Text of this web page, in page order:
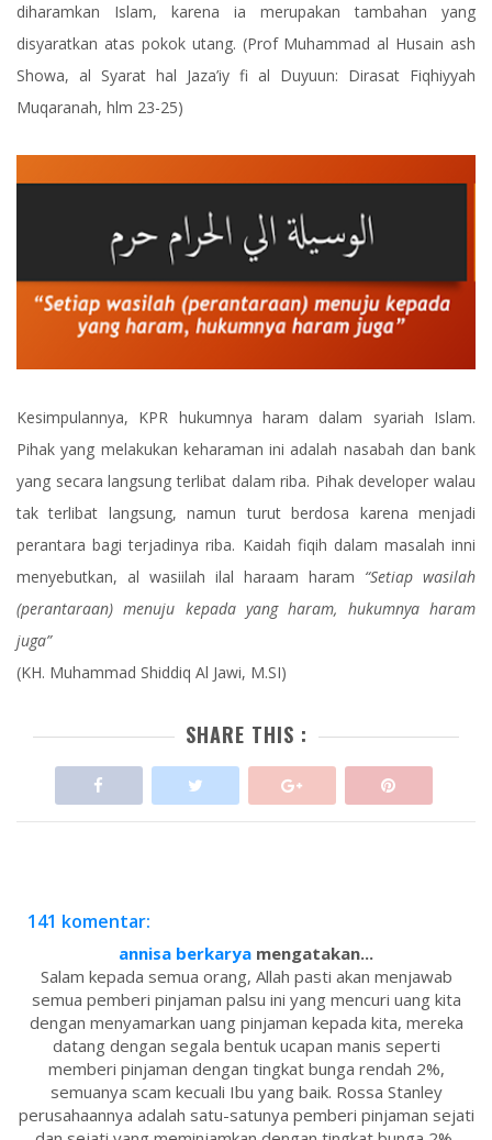
diharamkan Islam, karena ia merupakan tambahan yang
disyaratkan atas pokok utang. (Prof Muhammad al Husain ash
Showa, al Syarat hal Jaza’iy fi al Duyuun: Dirasat Fiqhiyyah
Muqaranah, hlm 23-25)
Kesimpulannya, KPR hukumnya haram dalam syariah Islam.
Pihak yang melakukan keharaman ini adalah nasabah dan bank
yang secara langsung terlibat dalam riba. Pihak developer walau
tak terlibat langsung, namun turut berdosa karena menjadi
perantara bagi terjadinya riba. Kaidah fiqih dalam masalah inni
menyebutkan, al wasiilah ilal haraam haram “Setiap wasilah
(perantaraan) menuju kepada yang haram, hukumnya haram
juga”
(KH. Muhammad Shiddiq Al Jawi, M.SI)
SHARE THIS :
141 komentar:
annisa berkarya mengatakan...
Salam kepada semua orang, Allah pasti akan menjawab
semua pemberi pinjaman palsu ini yang mencuri uang kita
dengan menyamarkan uang pinjaman kepada kita, mereka
datang dengan segala bentuk ucapan manis seperti
memberi pinjaman dengan tingkat bunga rendah 2%,
semuanya scam kecuali Ibu yang baik. Rossa Stanley
perusahaannya adalah satu-satunya pemberi pinjaman sejati